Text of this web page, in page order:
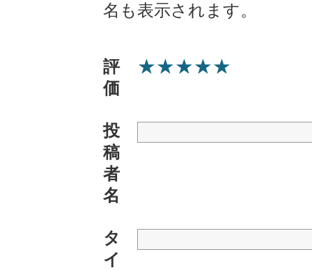
名も表示されます。
評
価
★★★★★
投
稿
者
名
タ
イ